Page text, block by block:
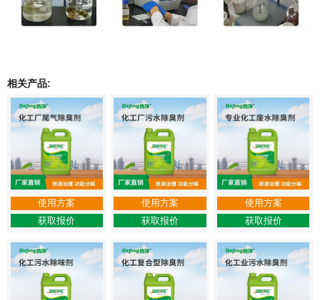
相关产品:
使用方案
获取报价
使用方案
获取报价
使用方案
获取报价